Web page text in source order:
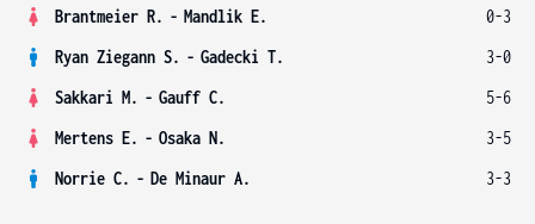
Brantmeier R. - Mandlik E.
0-3
Ryan Ziegann S. - Gadecki T.
3-0
Sakkari M. - Gauff C.
5-6
Mertens E. - Osaka N.
3-5
Norrie C. - De Minaur A. 3-3